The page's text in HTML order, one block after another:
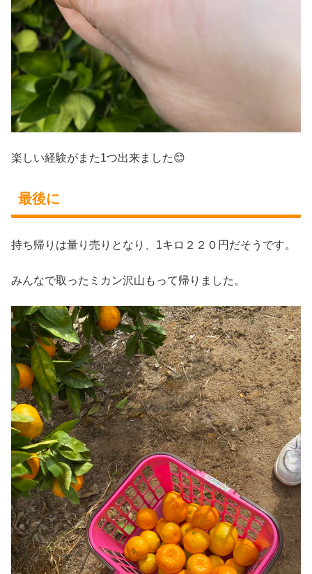
楽しい経験がまた1つ出来ました😊
最後に
持ち帰りは量り売りとなり、1キロ２２０円だそうです。
みんなで取ったミカン沢山もって帰りました。